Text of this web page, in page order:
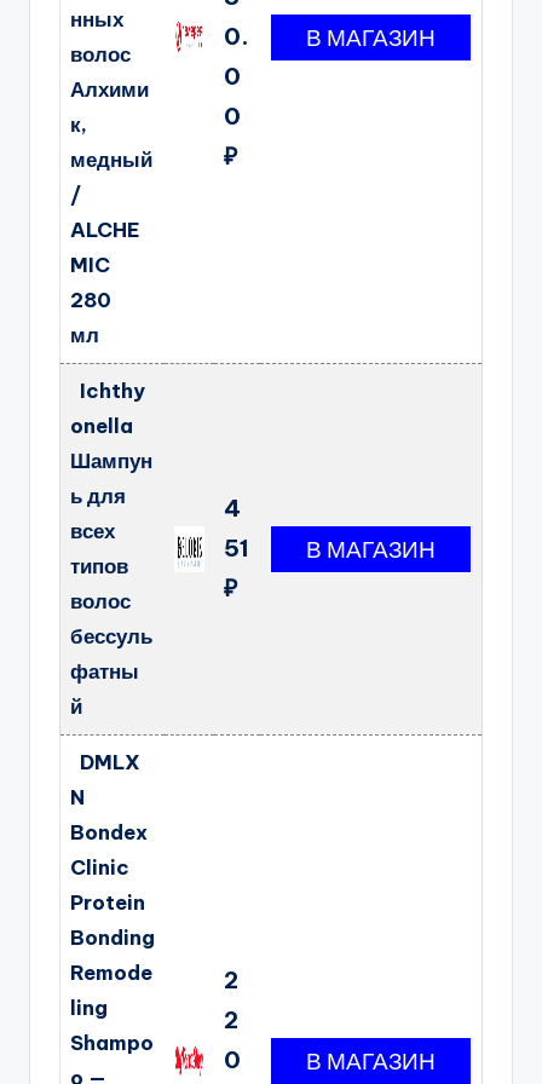
нных
волос
Алхими
к,
медный
/
ALCHE
MIC
280
мл
0.
0
0
₽
Ichthy
onella
Шампун
ь для
всех
типов
волос
бессуль
фатны
й
4
51
₽
DMLX
N
Bondex
Clinic
Protein
Bonding
Remode
ling
Shampo
o —
2
2
0